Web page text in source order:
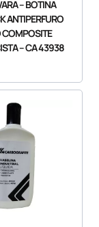
– BOTINA
ANTIPERFURO
COMPOSITE
– CA 43938